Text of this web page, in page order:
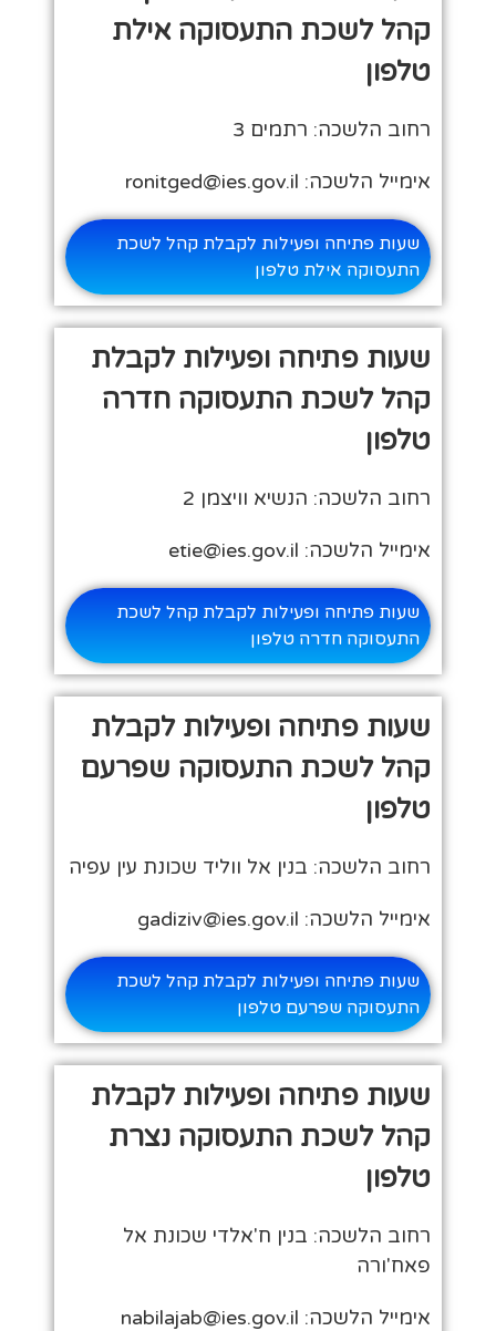
קהל לשכת התעסוקה אילת
טלפון
רחוב הלשכה: רתמים 3
אימייל הלשכה: ronitged@ies.gov.il
שעות פתיחה ופעילות לקבלת קהל לשכת
התעסוקה אילת טלפון
שעות פתיחה ופעילות לקבלת
קהל לשכת התעסוקה חדרה
טלפון
רחוב הלשכה: הנשיא וויצמן 2
אימייל הלשכה: etie@ies.gov.il
שעות פתיחה ופעילות לקבלת קהל לשכת
התעסוקה חדרה טלפון
שעות פתיחה ופעילות לקבלת
קהל לשכת התעסוקה שפרעם
טלפון
רחוב הלשכה: בנין אל ווליד שכונת עין עפיה
אימייל הלשכה: gadiziv@ies.gov.il
שעות פתיחה ופעילות לקבלת קהל לשכת
התעסוקה שפרעם טלפון
שעות פתיחה ופעילות לקבלת
קהל לשכת התעסוקה נצרת
טלפון
רחוב הלשכה: בנין ח'אלדי שכונת אל
פאח'ורה
אימייל הלשכה: nabilajab@ies.gov.il